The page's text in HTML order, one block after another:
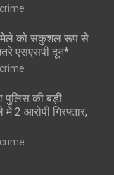
मेले को सकुशल रूप से
एसएसपी दून*
पुलिस की बड़ी
2 आरोपी गिरफ्तार,